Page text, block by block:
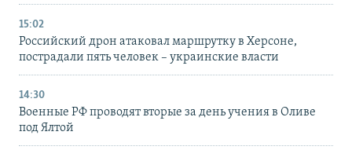
15:02
Российский дрон атаковал маршрутку в Херсоне,
пострадали пять человек – украинские власти
14:30
Военные РФ проводят вторые за день учения в Оливе
под Ялтой